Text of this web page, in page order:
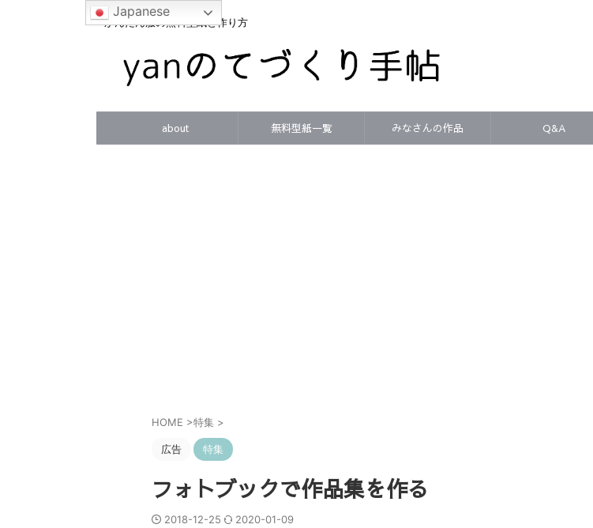
かんたん服の無料型紙と作り方
about 無料型紙一覧 みなさんの作品 Q&A
HOME >特集 >
広告 特集
フォトブックで作品集を作る
2018-12-25 2020-01-09
Japanese